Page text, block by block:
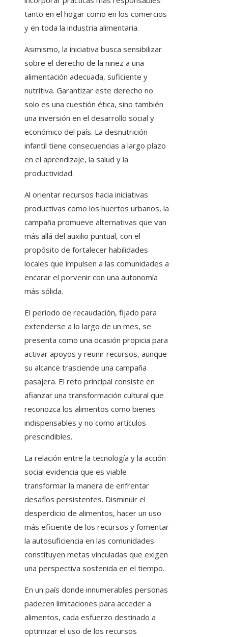
tanto en el hogar como en los comercios
y en toda la industria alimentaria.
Asimismo, la iniciativa busca sensibilizar
sobre el derecho de la niñez a una
alimentación adecuada, suficiente y
nutritiva. Garantizar este derecho no
solo es una cuestión ética, sino también
una inversión en el desarrollo social y
económico del país. La desnutrición
infantil tiene consecuencias a largo plazo
en el aprendizaje, la salud y la
productividad.
Al orientar recursos hacia iniciativas
productivas como los huertos urbanos, la
campaña promueve alternativas que van
más allá del auxilio puntual, con el
propósito de fortalecer habilidades
locales que impulsen a las comunidades a
encarar el porvenir con una autonomía
más sólida.
El periodo de recaudación, fijado para
extenderse a lo largo de un mes, se
presenta como una ocasión propicia para
activar apoyos y reunir recursos, aunque
su alcance trasciende una campaña
pasajera. El reto principal consiste en
afianzar una transformación cultural que
reconozca los alimentos como bienes
indispensables y no como artículos
prescindibles.
La relación entre la tecnología y la acción
social evidencia que es viable
transformar la manera de enfrentar
desafíos persistentes. Disminuir el
desperdicio de alimentos, hacer un uso
más eficiente de los recursos y fomentar
la autosuficiencia en las comunidades
constituyen metas vinculadas que exigen
una perspectiva sostenida en el tiempo.
En un país donde innumerables personas
padecen limitaciones para acceder a
alimentos, cada esfuerzo destinado a
optimizar el uso de los recursos